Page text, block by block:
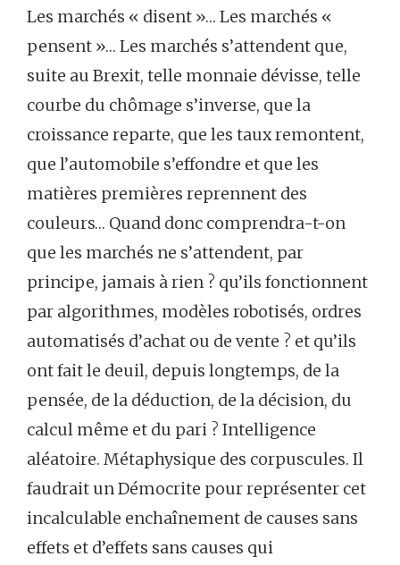
Les marchés « disent »… Les marchés «
pensent »… Les marchés s’attendent que,
suite au Brexit, telle monnaie dévisse, telle
courbe du chômage s’inverse, que la
croissance reparte, que les taux remontent,
que l’automobile s’effondre et que les
matières premières reprennent des
couleurs… Quand donc comprendra-t-on
que les marchés ne s’attendent, par
principe, jamais à rien ? qu’ils fonctionnent
par algorithmes, modèles robotisés, ordres
automatisés d’achat ou de vente ? et qu’ils
ont fait le deuil, depuis longtemps, de la
pensée, de la déduction, de la décision, du
calcul même et du pari ? Intelligence
aléatoire. Métaphysique des corpuscules. Il
faudrait un Démocrite pour représenter cet
incalculable enchaînement de causes sans
effets et d’effets sans causes qui